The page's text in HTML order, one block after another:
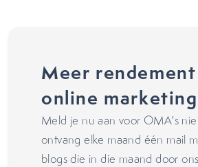
Meer
online
Meld je nu aan voor OMA's
ontvang elke maand één mail
blogs die in die maand door